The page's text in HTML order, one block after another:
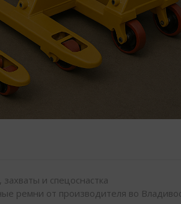
и спецоснастка
ремни от производителя во